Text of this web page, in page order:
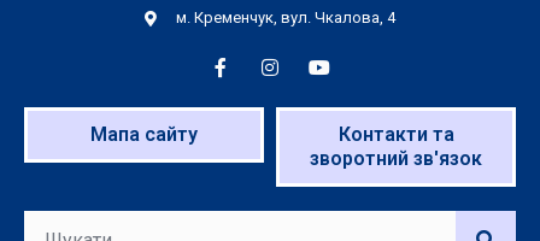
м. Кременчук, вул. Чкалова, 4
Мапа сайту
Контакти та
зворотний зв'язок